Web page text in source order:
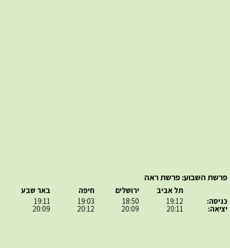
פרשת השבוע: פרשת ראה
כניסה:
יציאה:
תל אביב
19:12
20:11
ירושלים
18:50
20:09
חיפה
19:03
20:12
באר שבע
19:11
20:09